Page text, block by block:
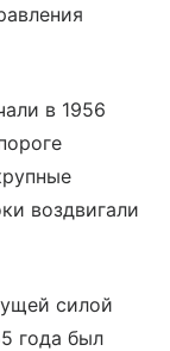
в 1956
воздвигали
силой
года был